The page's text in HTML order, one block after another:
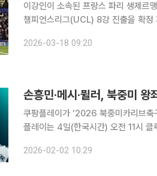
이강인이 소속된 프랑스 파리 생제르
챔피언스리그(UCL) 8강 진출을 확정 지었다. PSG는 18일(한국시간) 영국 런
서 열린 1차전에서 5-2 대승을 거뒀
2026-03-18 09:20
쿠팡플레이가 ‘2026 북중미카리브축
플레이는 4일(한국시간) 오전 11시
이다. 미국, 멕시코, 캐나다, 코스타
2026-02-02 10:29